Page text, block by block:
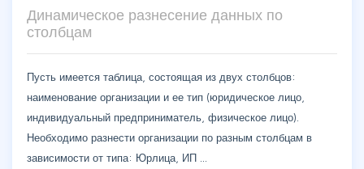
Динамическое разнесение данных по
столбцам
Пусть имеется таблица, состоящая из двух столбцов:
наименование организации и ее тип (юридическое лицо,
индивидуальный предприниматель, физическое лицо).
Необходимо разнести организации по разным столбцам в
зависимости от типа: Юрлица, ИП …